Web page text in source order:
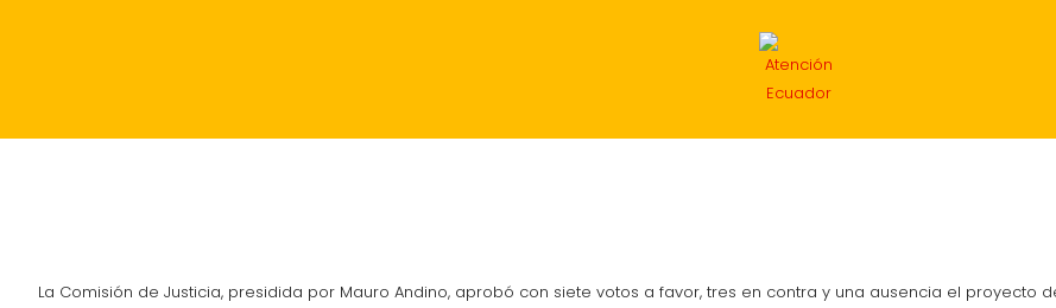
La Comisión de Justicia, presidida por Mauro Andino, aprobó con siete votos a favor, tres en contra y una ausencia el proyecto